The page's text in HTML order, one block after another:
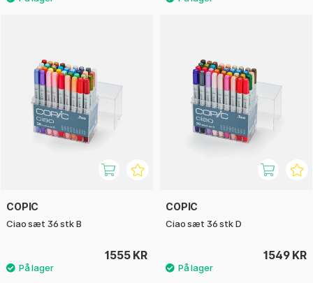
COPIC
Ciao sæt 36 stk B
1555 KR
COPIC
Ciao sæt 36 stk D
1549 KR